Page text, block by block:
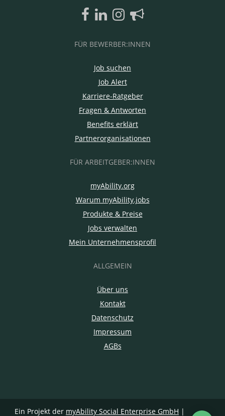
FÜR BEWERBER:INNEN
Job suchen
Job Alert
Karriere-Ratgeber
Fragen & Antworten
Benefits erklärt
Partnerorganisationen
FÜR ARBEITGEBER:INNEN
myAbility.org
Warum myAbility.jobs
Produkte & Preise
Jobs verwalten
Mein Unternehmensprofil
ALLGEMEIN
Über uns
Kontakt
Datenschutz
Impressum
AGBs
Ein Projekt der myAbility Social Enterprise GmbH |